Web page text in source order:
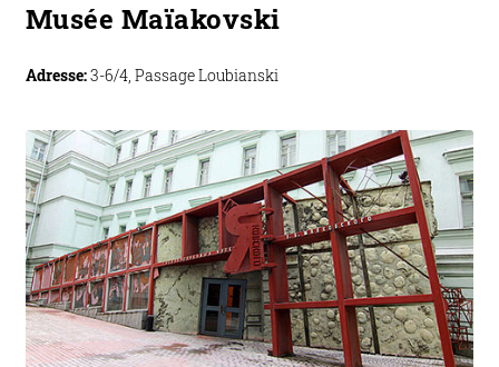
Musée Maïakovski
Adresse:3-6/4, Passage Loubianski